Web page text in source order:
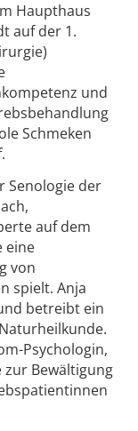
Haupthaus
auf der 1.
und
Schmeken
Senologie der
auf dem
eine
von
spielt. Anja
betreibt ein
Psychologin,
zur Bewältigung